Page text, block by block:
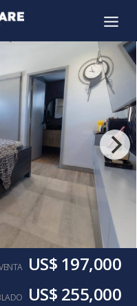
US$ 197,000
US$ 255,000